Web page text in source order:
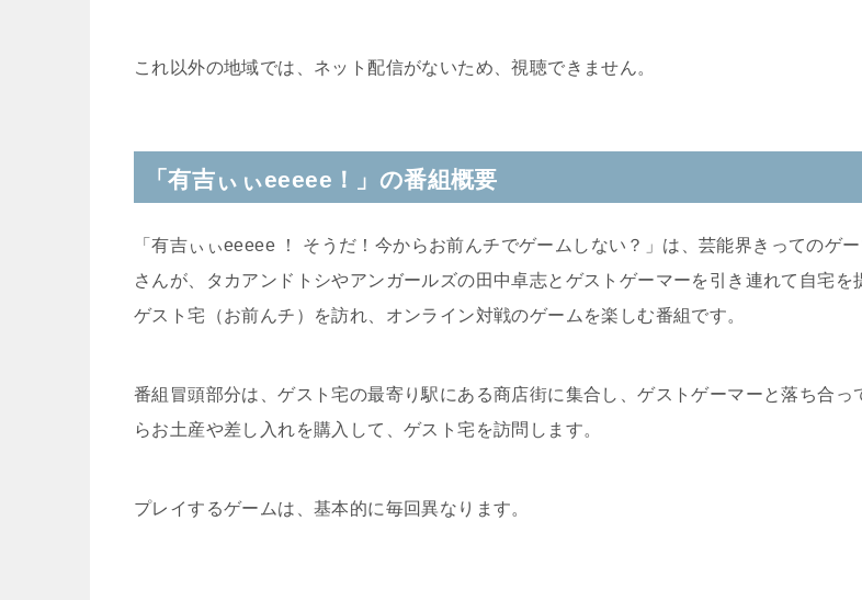
これ以外の地域では、ネット配信がないため、視聴できません。
「有吉ぃぃeeeee！」の番組概要
「有吉ぃぃeeeee ！ そうだ！今からお前んチでゲームしない？」は、芸能界きってのゲ
さんが、タカアンドトシやアンガールズの田中卓志とゲストゲーマーを引き連れて自宅を
ゲスト宅（お前んチ）を訪れ、オンライン対戦のゲームを楽しむ番組です。
番組冒頭部分は、ゲスト宅の最寄り駅にある商店街に集合し、ゲストゲーマーと落ち合っ
らお土産や差し入れを購入して、ゲスト宅を訪問します。
プレイするゲームは、基本的に毎回異なります。